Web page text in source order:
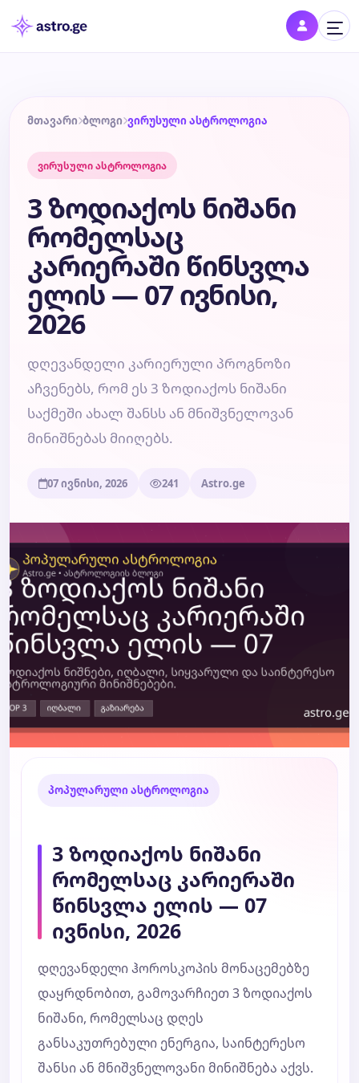
დღის ჰოროსკოპი
კვირის ჰოროსკოპი
თვის ჰოროსკოპი
წლის ჰოროსკოპი
შეთავსება
ბლოგი
ტარო
მთავარი ბლოგი ვირუსული ასტროლოგია
ვირუსული ასტროლოგია
3 ზოდიაქოს ნიშანი
რომელსაც
კარიერაში წინსვლა
ელის — 07 ივნისი,
2026
დღევანდელი კარიერული პროგნოზი
აჩვენებს, რომ ეს 3 ზოდიაქოს ნიშანი
საქმეში ახალ შანსს ან მნიშვნელოვან
მინიშნებას მიიღებს.
07 ივნისი, 2026 241 Astro.ge
პოპულარული ასტროლოგია
3 ზოდიაქოს ნიშანი
რომელსაც კარიერაში
წინსვლა ელის — 07
ივნისი, 2026
დღევანდელი ჰოროსკოპის მონაცემებზე
დაყრდნობით, გამოვარჩიეთ 3 ზოდიაქოს
ნიშანი, რომელსაც დღეს
განსაკუთრებული ენერგია, საინტერესო
შანსი ან მნიშვნელოვანი მინიშნება აქვს.